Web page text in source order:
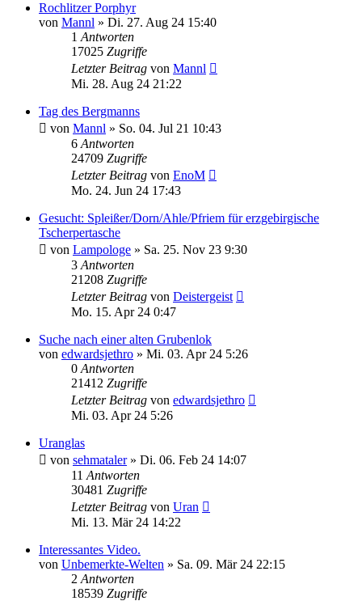
Rochlitzer Porphyr
von Mannl » Di. 27. Aug 24 15:40
1 Antworten
17025 Zugriffe
Letzter Beitrag von Mannl
Mi. 28. Aug 24 21:22
Tag des Bergmanns
von Mannl » So. 04. Jul 21 10:43
6 Antworten
24709 Zugriffe
Letzter Beitrag von EnoM
Mo. 24. Jun 24 17:43
Gesucht: Spleißer/Dorn/Ahle/Pfriem für erzgebirgische
Tscherpertasche
von Lampologe » Sa. 25. Nov 23 9:30
3 Antworten
21208 Zugriffe
Letzter Beitrag von Deistergeist
Mo. 15. Apr 24 0:47
Suche nach einer alten Grubenlok
von edwardsjethro » Mi. 03. Apr 24 5:26
0 Antworten
21412 Zugriffe
Letzter Beitrag von edwardsjethro
Mi. 03. Apr 24 5:26
Uranglas
von sehmataler» Di. 06. Feb 24 14:07
11 Antworten
30481 Zugriffe
Letzter Beitrag von Uran
Mi. 13. Mär 24 14:22
Interessantes Video.
von Unbemerkte-Welten » Sa. 09. Mär 24 22:15
2 Antworten
18539 Zugriffe